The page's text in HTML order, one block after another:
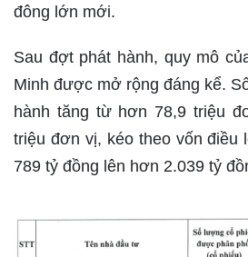
đông lớn mới.
Sau đợt phát hành, quy mô
Minh được mở rộng đáng kể.
hành tăng từ hơn 78,9 triệu
triệu đơn vị, kéo theo vốn điều
789 tỷ đồng lên hơn 2.039 tỷ